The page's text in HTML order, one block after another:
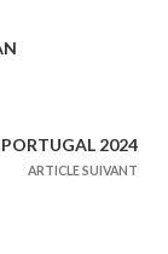
2024
ARTICLE SUIVANT